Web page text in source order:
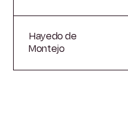
Hayedo de
Montejo